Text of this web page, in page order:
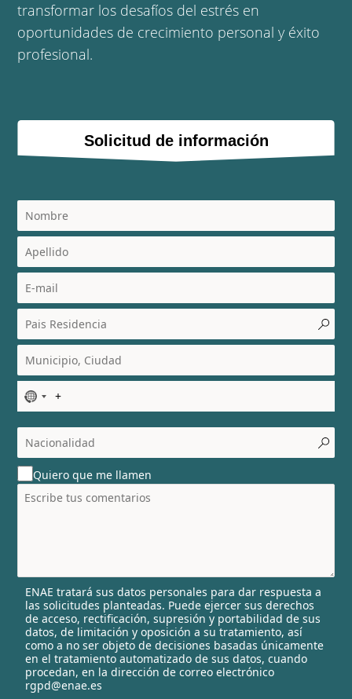
transformar los desafíos del estrés en
oportunidades de crecimiento personal y éxito
profesional.
Solicitud de información
N
o
c
o
u
n
t
l
e
c
t
e
d
Quiero que me llamen
ENAE tratará sus datos personales para dar respuesta a
las solicitudes planteadas. Puede ejercer sus derechos
de acceso, rectificación, supresión y portabilidad de sus
datos, de limitación y oposición a su tratamiento, así
como a no ser objeto de decisiones basadas únicamente
en el tratamiento automatizado de sus datos, cuando
procedan, en la dirección de correo electrónico
rgpd@enae.es